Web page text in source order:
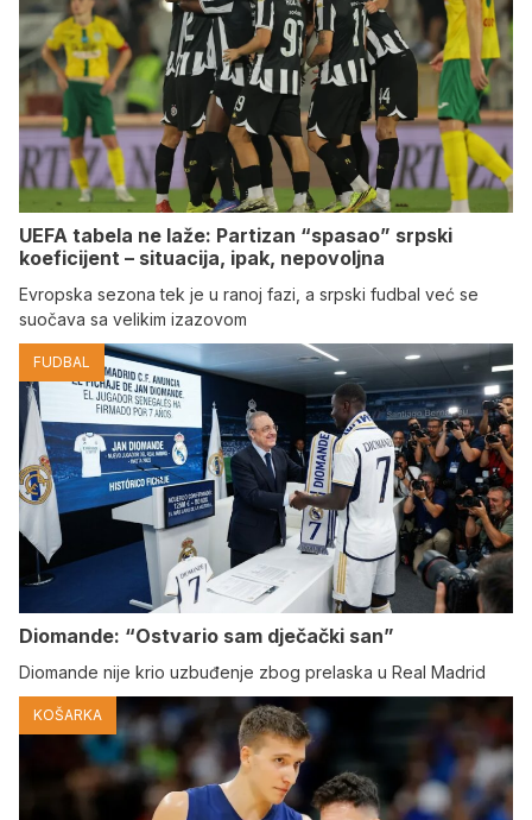
UEFA tabela ne laže: Partizan “spasao” srpski
koeficijent – situacija, ipak, nepovoljna
Evropska sezona tek je u ranoj fazi, a srpski fudbal već se
suočava sa velikim izazovom
FUDBAL
Diomande: “Ostvario sam dječački san”
Diomande nije krio uzbuđenje zbog prelaska u Real Madrid
KOŠARKA